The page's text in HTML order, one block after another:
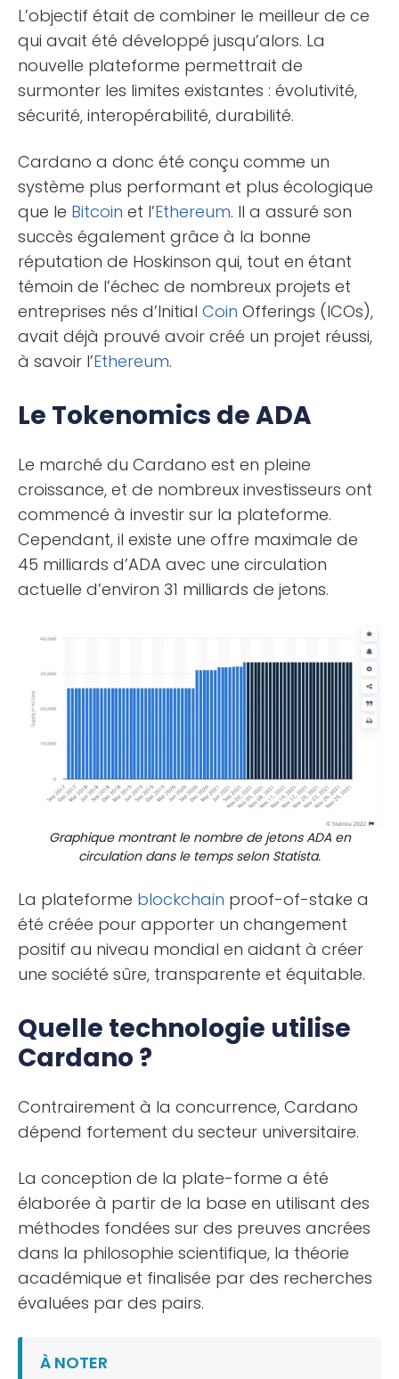
L’objectif était de combiner le meilleur de ce
qui avait été développé jusqu’alors. La
nouvelle plateforme permettrait de
surmonter les limites existantes : évolutivité,
sécurité, interopérabilité, durabilité.
Cardano a donc été conçu comme un
système plus performant et plus écologique
que le Bitcoin et l’Ethereum. Il a assuré son
succès également grâce à la bonne
réputation de Hoskinson qui, tout en étant
témoin de l’échec de nombreux projets et
entreprises nés d’Initial Coin Offerings (ICOs),
avait déjà prouvé avoir créé un projet réussi,
à savoir l’Ethereum.
Le Tokenomics de ADA
Le marché du Cardano est en pleine
croissance, et de nombreux investisseurs ont
commencé à investir sur la plateforme.
Cependant, il existe une offre maximale de
45 milliards d’ADA avec une circulation
actuelle d’environ 31 milliards de jetons.
Graphique montrant le nombre de jetons ADA en
circulation dans le temps selon Statista.
La plateforme blockchain proof-of-stake a
été créée pour apporter un changement
positif au niveau mondial en aidant à créer
une société sûre, transparente et équitable.
Quelle technologie utilise
Cardano ?
Contrairement à la concurrence, Cardano
dépend fortement du secteur universitaire.
La conception de la plate-forme a été
élaborée à partir de la base en utilisant des
méthodes fondées sur des preuves ancrées
dans la philosophie scientifique, la théorie
académique et finalisée par des recherches
évaluées par des pairs.
À NOTER